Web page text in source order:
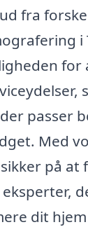
fra
i
for
passer
Med
på at
dit